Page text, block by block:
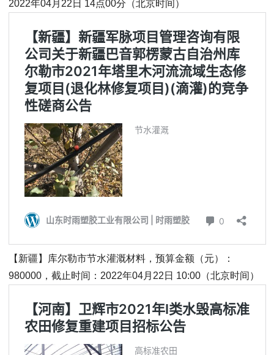
2022年04月22日 14点00分（北京时间）
【新疆】库尔勒市节水灌溉材料，预算金额（元）：
980000，截止时间：2022年04月22日 10:00（北京时间）